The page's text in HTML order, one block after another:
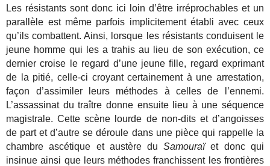
Les résistants sont donc ici loin d’être irréprochables et un
parallèle est même parfois implicitement établi avec ceux
qu’ils combattent. Ainsi, lorsque les résistants conduisent le
jeune homme qui les a trahis au lieu de son exécution, ce
dernier croise le regard d’une jeune fille, regard exprimant
de la pitié, celle-ci croyant certainement à une arrestation,
façon d’assimiler leurs méthodes à celles de l’ennemi.
L’assassinat du traître donne ensuite lieu à une séquence
magistrale. Cette scène lourde de non-dits et d’angoisses
de part et d’autre se déroule dans une pièce qui rappelle la
chambre ascétique et austère duSamouraïet donc qui
insinue ainsi que leurs méthodes franchissent les frontières